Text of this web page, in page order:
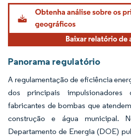
Imagem © Mordor Intelligence. O reuso
Panorama regulatório
A regulamentação de eficiência
dos principais impulsionadores
fabricantes de bombas que
construção e água municipal.
Departamento de Energia (DOE)